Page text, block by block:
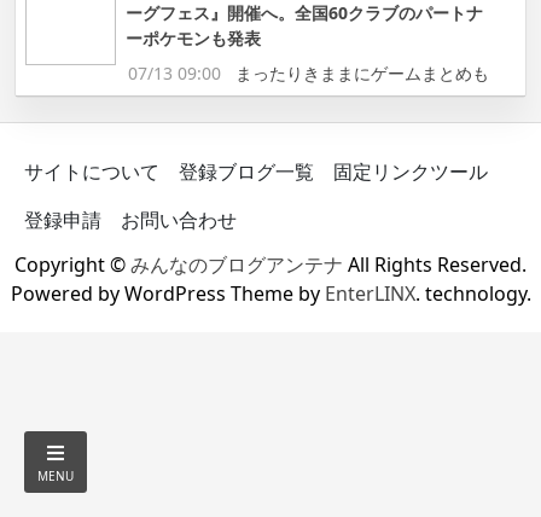
ーグフェス』開催へ。全国60クラブのパートナ
ーポケモンも発表
07/13 09:00
まったりきままにゲームまとめも
サイトについて 登録ブログ一覧
固定リンクツール
登録申請
お問い合わせ
Copyright ©みんなのブログアンテナ All Rights Reserved.
Powered by WordPress Theme by EnterLINX. technology.
MENU